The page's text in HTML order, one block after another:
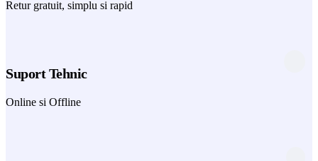
Retur gratuit, simplu si rapid
Suport Tehnic
Online si Offline